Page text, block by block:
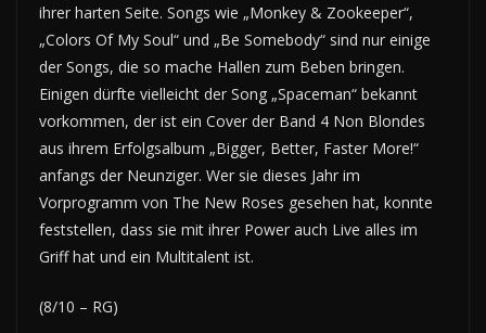
ihrer harten Seite. Songs wie „Monkey & Zookeeper“,
„Colors Of My Soul“ und „Be Somebody“ sind nur einige
der Songs, die so mache Hallen zum Beben bringen.
Einigen dürfte vielleicht der Song „Spaceman“ bekannt
vorkommen, der ist ein Cover der Band 4 Non Blondes
aus ihrem Erfolgsalbum „Bigger, Better, Faster More!“
anfangs der Neunziger. Wer sie dieses Jahr im
Vorprogramm von The New Roses gesehen hat, konnte
feststellen, dass sie mit ihrer Power auch Live alles im
Griff hat und ein Multitalent ist.
(8/10 – RG)